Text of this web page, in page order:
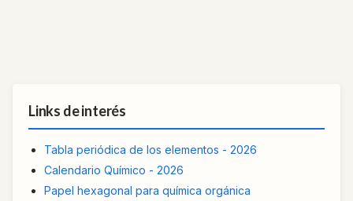
Links de interés
Tabla periódica de los elementos - 2026
Calendario Químico - 2026
Papel hexagonal para química orgánica